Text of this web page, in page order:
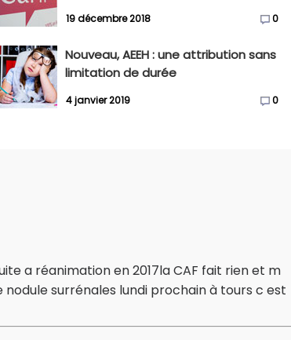
19 décembre 2018 0
Nouveau, AEEH : une attribution sans
limitation de durée
4 janvier 2019 0
a réanimation en 2017la CAF fait rien et m
surrénales lundi prochain à tours c est